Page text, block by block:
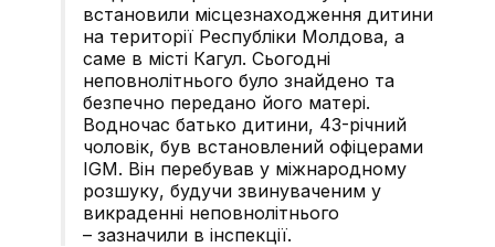
встановили місцезнаходження дитини
на території Республіки Молдова, а
саме в місті Кагул. Сьогодні
неповнолітнього було знайдено та
безпечно передано його матері.
Водночас батько дитини, 43-річний
чоловік, був встановлений офіцерами
IGM. Він перебував у міжнародному
розшуку, будучи звинуваченим у
викраденні неповнолітнього
– зазначили в інспекції.